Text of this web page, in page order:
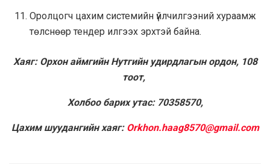
Оролцогч цахим системийн үйлчилгээний хураамж
төлснөөр тендер илгээх эрхтэй байна.
Хаяг: Орхон аймгийн Нутгийн удирдлагын ордон, 108
тоот,
Холбоо барих утас: 70358570,
Цахим шуудангийн хаяг: Orkhon.haag8570@gmail.com